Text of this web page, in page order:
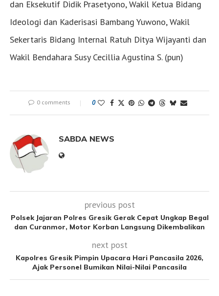
dan Eksekutif Didik Prasetyono, Wakil Ketua Bidang
Ideologi dan Kaderisasi Bambang Yuwono, Wakil
Sekertaris Bidang Internal Ratuh Ditya Wijayanti dan
Wakil Bendahara Susy Cecillia Agustina S. (pun)
0 comments 0
SABDA NEWS
previous post
Polsek Jajaran Polres Gresik Gerak Cepat Ungkap Begal
dan Curanmor, Motor Korban Langsung Dikembalikan
next post
Kapolres Gresik Pimpin Upacara Hari Pancasila 2026,
Ajak Personel Bumikan Nilai-Nilai Pancasila